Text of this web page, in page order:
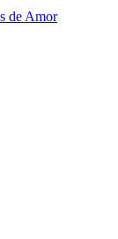
de Amor